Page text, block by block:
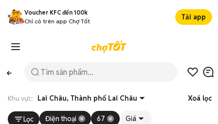
Voucher KFC đến 100k
Chỉ có trên app Chợ Tốt
Tải app
Khu vực: Lai Châu, Thành phố Lai Châu Xoá lọc
Lọc Điện thoại 67 Giá